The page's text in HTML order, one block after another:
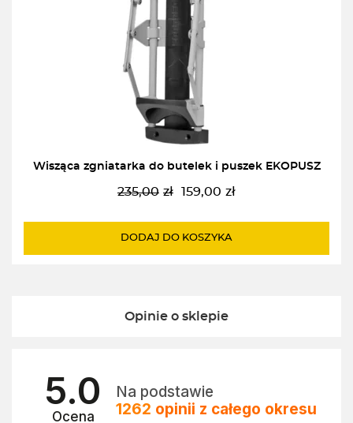
Wisząca zgniatarka do butelek i puszek EKOPUSZ
235,00 zł
Pierwotna
wynosiła:
159,00 zł
Aktualna
wynosi:
DODAJ DO KOSZYKA
Opinie o sklepie
5.0
Ocena
Na podstawie
1262 opinii z całego okresu